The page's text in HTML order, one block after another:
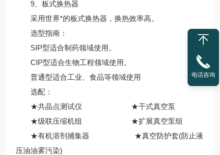
9、板式换热器
采用世界*的板式换热器，换热效率高。
选型指南：
SIP型适合制药领域使用。
CIP型适合生物工程领域使用。
普通型适合工业、食品等领域使用
选配：
★共晶点测试仪 ★干式真空泵
★级联压缩机组 ★扩展真空泵组
★有机溶剂捕集器 ★真空防护套(防止液
压油油雾污染)
电话咨询